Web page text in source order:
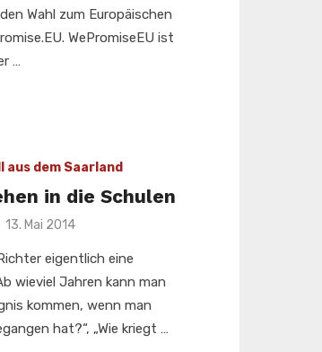
Wahl zum Europäischen
WePromiseEU ist
…
aus dem Saarland
in die Schulen
Veröffentlicht
13. Mai 2014
eigentlich eine
wieviel Jahren kann man
kommen, wenn man
hat?“, „Wie kriegt …